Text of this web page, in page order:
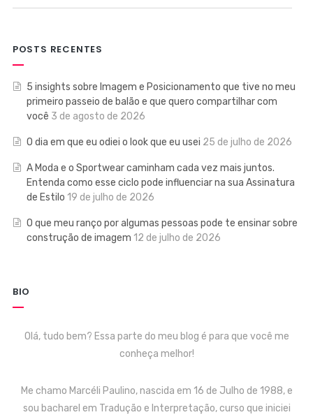
POSTS RECENTES
5 insights sobre Imagem e Posicionamento que tive no meu
primeiro passeio de balão e que quero compartilhar com
você 3 de agosto de 2026
O dia em que eu odiei o look que eu usei 25 de julho de 2026
A Moda e o Sportwear caminham cada vez mais juntos.
Entenda como esse ciclo pode influenciar na sua Assinatura
de Estilo 19 de julho de 2026
O que meu ranço por algumas pessoas pode te ensinar sobre
construção de imagem 12 de julho de 2026
BIO
Olá, tudo bem? Essa parte do meu blog é para que você me
conheça melhor!
Me chamo Marcéli Paulino, nascida em 16 de Julho de 1988, e
sou bacharel em Tradução e Interpretação, curso que iniciei